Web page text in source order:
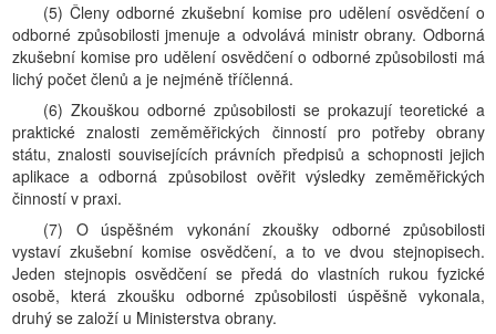
(5) Členy odborné zkušební komise pro udělení osvědčení o
odborné způsobilosti jmenuje a odvolává ministr obrany. Odborná
zkušební komise pro udělení osvědčení o odborné způsobilosti má
lichý počet členů a je nejméně tříčlenná.
(6) Zkouškou odborné způsobilosti se prokazují teoretické a
praktické znalosti zeměměřických činností pro potřeby obrany
státu, znalosti souvisejících právních předpisů a schopnosti jejich
aplikace a odborná způsobilost ověřit výsledky zeměměřických
činností v praxi.
(7) O úspěšném vykonání zkoušky odborné způsobilosti
vystaví zkušební komise osvědčení, a to ve dvou stejnopisech.
Jeden stejnopis osvědčení se předá do vlastních rukou fyzické
osobě, která zkoušku odborné způsobilosti úspěšně vykonala,
druhý se založí u Ministerstva obrany.